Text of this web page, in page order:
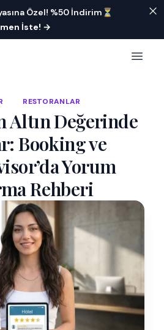
Özel! %50 İndirim⏳
İste! →
Open
RESTORANLAR
Altın Değerinde
Booking ve
Yorum
Rehberi